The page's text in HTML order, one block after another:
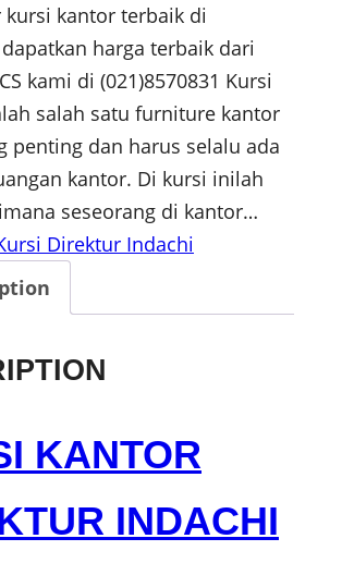
kantor terbaik di
harga terbaik dari
kami di (021)8570831 Kursi
salah satu furniture kantor
penting dan harus selalu ada
kantor. Di kursi inilah
seseorang di kantor…
Direktur Indachi
KANTOR
INDACHI